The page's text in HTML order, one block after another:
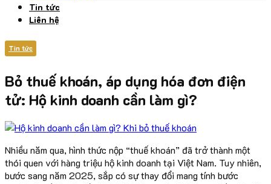
Tin tức
Liên hệ
Tin tức
Bỏ thuế khoán, áp dụng hóa đơn điện
tử: Hộ kinh doanh cần làm gì?
Nhiều năm qua, hình thức nộp “thuế khoán” đã trở thành một
thói quen với hàng triệu hộ kinh doanh tại Việt Nam. Tuy nhiên,
bước sang năm 2025, sắp có sự thay đổi mang tính bước